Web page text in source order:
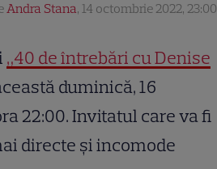
Andra Stana, 14 octombrie 2022, 23:00
„40 de întrebări cu Denise
duminică, 16
22:00. Invitatul care va fi
directe și incomode